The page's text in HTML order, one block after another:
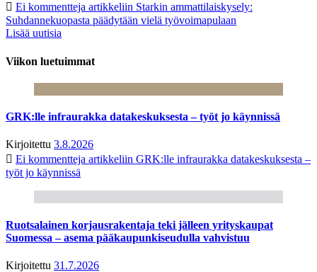
Ei kommentteja artikkeliin Starkin ammattilaiskysely:
Suhdannekuopasta päädytään vielä työvoimapulaan
Lisää uutisia
Viikon luetuimmat
GRK:lle infraurakka datakeskuksesta – työt jo käynnissä
Kirjoitettu 3.8.2026
Ei kommentteja artikkeliin GRK:lle infraurakka datakeskuksesta –
työt jo käynnissä
Ruotsalainen korjausrakentaja teki jälleen yrityskaupat
Suomessa – asema pääkaupunkiseudulla vahvistuu
Kirjoitettu 31.7.2026